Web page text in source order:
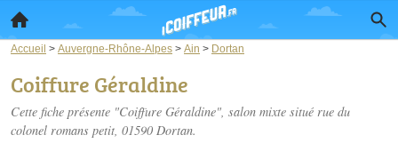
Accueil > Auvergne-Rhône-Alpes > Ain > Dortan
Coiffure Géraldine
Cette fiche présente "Coiffure Géraldine", salon mixte situé rue du
colonel romans petit, 01590 Dortan.